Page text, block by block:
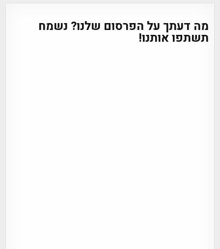
מה דעתך על הפרסום שלנו? נשמח
תשתפו אותנו!